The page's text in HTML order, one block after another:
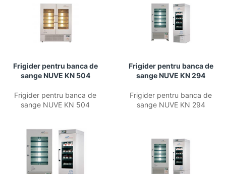
Frigider pentru banca de
sange NUVE KN 504
Frigider pentru banca de
sange NUVE KN 504
Frigider pentru banca de
sange NUVE KN 294
Frigider pentru banca de
sange NUVE KN 294